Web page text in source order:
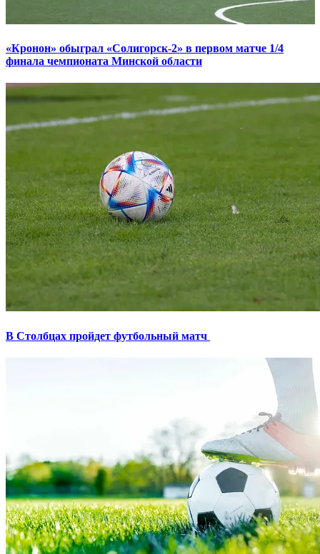
«Кронон» обыграл «Солигорск-2» в первом матче 1/4
финала чемпионата Минской области
В Столбцах пройдет футбольный матч